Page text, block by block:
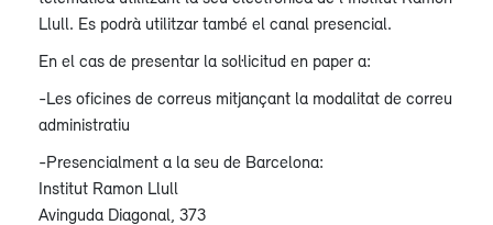
Llull. Es podrà utilitzar també el canal presencial.
En el cas de presentar la sol·licitud en paper a:
-Les oficines de correus mitjançant la modalitat de correu
administratiu
-Presencialment a la seu de Barcelona:
Institut Ramon Llull
Avinguda Diagonal, 373